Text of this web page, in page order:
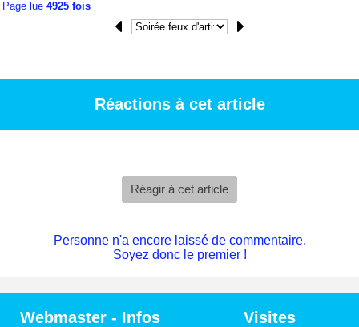
Page lue4925 fois
Réactions à cet article
Réagir à cet article
Personne n'a encore laissé de commentaire.
Soyez donc le premier !
Webmaster - Infos Visites